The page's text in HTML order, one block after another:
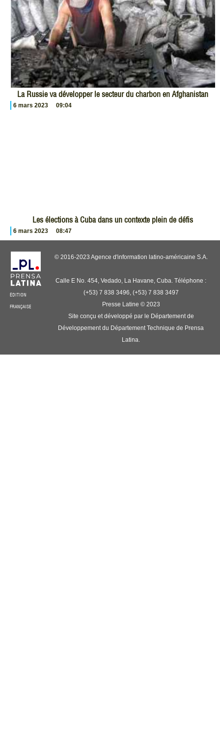
La Russie va développer le secteur du charbon en Afghanistan
6 mars 2023 09:04
Les élections à Cuba dans un contexte plein de défis
6 mars 2023 08:47
ÉDITION
FRANÇAISE
© 2016-2023 Agence d'information latino-américaine S.A.
Calle E No. 454, Vedado, La Havane, Cuba. Téléphone :
(+53) 7 838 3496, (+53) 7 838 3497
Presse Latine © 2023
Site conçu et développé par le Département de
Développement du Département Technique de Prensa
Latina.